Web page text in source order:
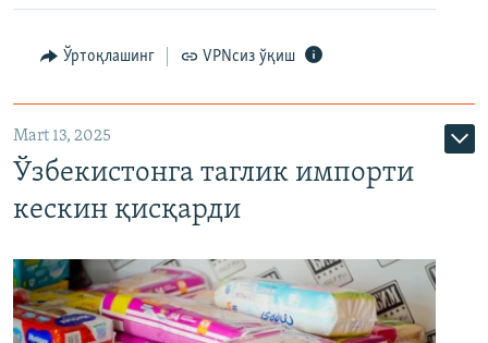
Ўртоқлашинг VPNсиз ўқиш
Mart 13, 2025
Ўзбекистонга таглик импорти
кескин қисқарди